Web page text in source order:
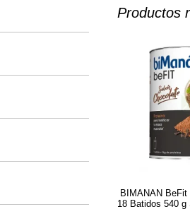
Productos
BIMANAN
18 Batidos 540 g